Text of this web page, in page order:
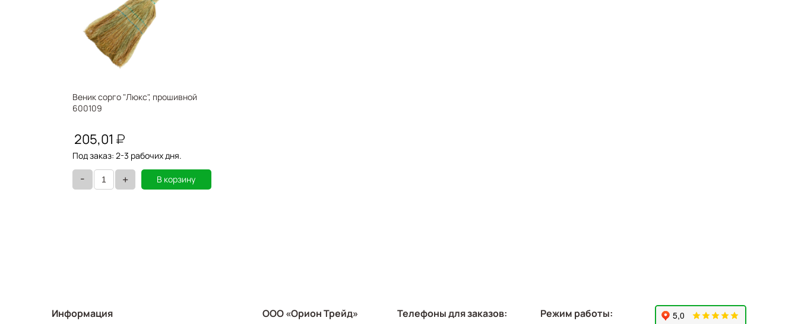
Веник сорго "Люкс", прошивной
600109
205,01
Под заказ: 2-3 рабочих дня.
- + В корзину
Информация ООО «Орион Трейд» Телефоны для заказов: Режим работы: